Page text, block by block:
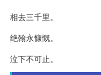
相去三千里。
绝翰永慷慨。
泣下不可止。